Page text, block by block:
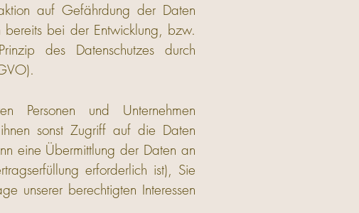
auf Gefährdung der Daten
bereits bei der Entwicklung, bzw.
des Datenschutzes durch
Personen und Unternehmen
sonst Zugriff auf die Daten
eine Übermittlung der Daten an
erforderlich ist), Sie
unserer berechtigten Interessen